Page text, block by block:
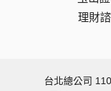
理財
台北總公司